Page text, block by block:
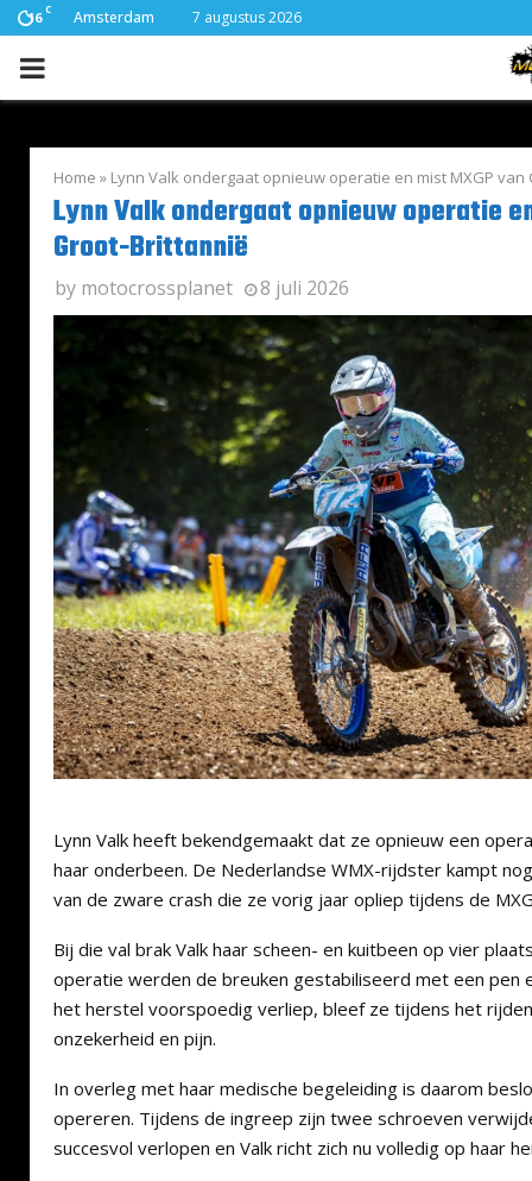
16 C Amsterdam 7 augustus 2026
PRIMARY
Home » Lynn Valk ondergaat opnieuw operatie en mist MXGP
Lynn Valk ondergaat opnieuw operatie
Groot-Brittannië
by motocrossplanet 8 juli 2026
Lynn Valk heeft bekendgemaakt dat ze opnieuw een
haar onderbeen. De Nederlandse WMX-rijdster kampt
van de zware crash die ze vorig jaar opliep tijdens de
Bij die val brak Valk haar scheen- en kuitbeen op vier
operatie werden de breuken gestabiliseerd met een pen
het herstel voorspoedig verliep, bleef ze tijdens het
onzekerheid en pijn.
In overleg met haar medische begeleiding is daarom
opereren. Tijdens de ingreep zijn twee schroeven
succesvol verlopen en Valk richt zich nu volledig op haar